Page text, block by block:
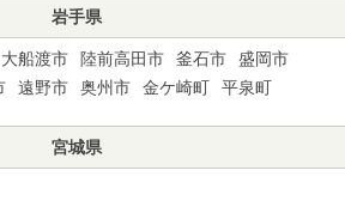
岩手県
大船渡市 陸前高田市 釜石市
盛岡市
遠野市 奥州市 金ケ崎町 平泉町
宮城県